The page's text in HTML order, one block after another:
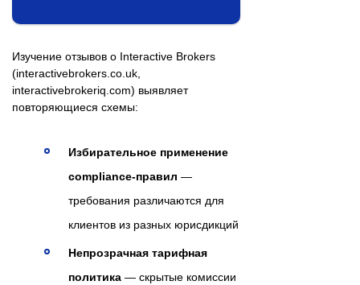
Изучение отзывов о Interactive Brokers
(interactivebrokers.co.uk,
interactivebrokeriq.com) выявляет
повторяющиеся схемы:
Избирательное применение
compliance-правил —
требования различаются для
клиентов из разных юрисдикций
Непрозрачная тарифная
политика — скрытые комиссии